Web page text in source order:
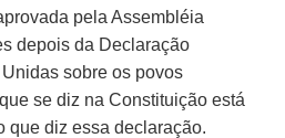
pela Assembléia
depois da Declaração
sobre os povos
se diz na Constituição está
que diz essa declaração.